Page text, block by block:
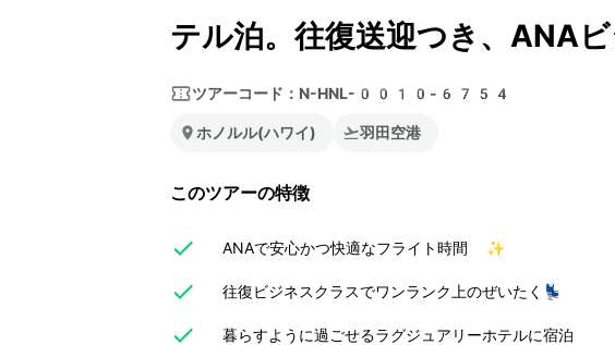
テル泊。往復送迎つき、ANA
ツアーコード： N-HNL-0010-6754
ホノルル(ハワイ) 羽田空港
このツアーの特徴
ANAで安心かつ快適なフライト時間 ✨
往復ビジネスクラスでワンランク上のぜいたく💺
暮らすように過ごせるラグジュアリーホテルに宿泊